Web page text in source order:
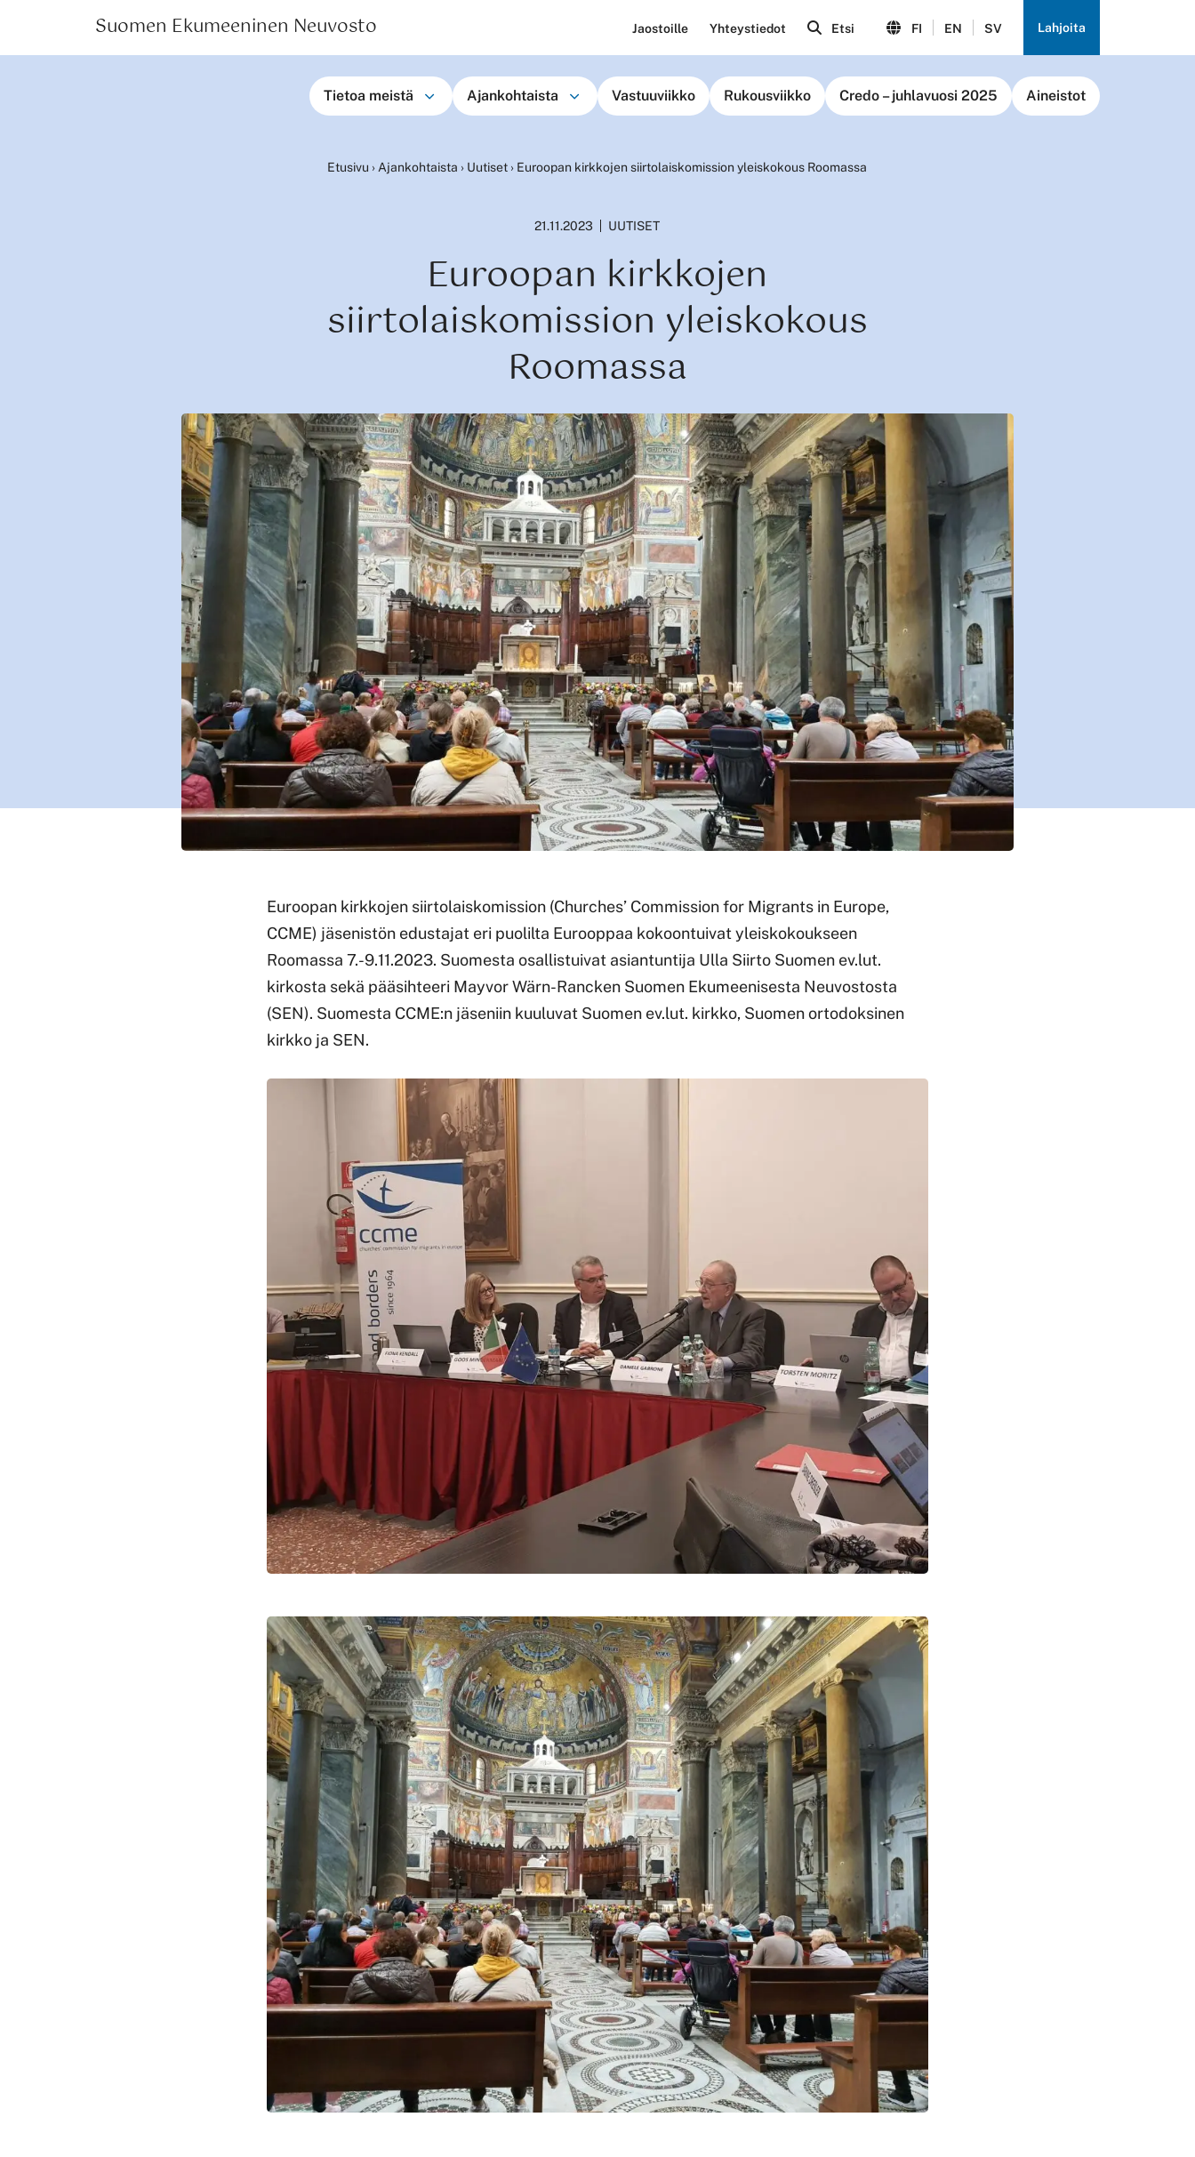
Suomen Ekumeeninen Neuvosto Jaostoille Yhteystiedot Etsi FI EN SV Lahjoita
Tietoa meistä Ajankohtaista Vastuuviikko Rukousviikko Credo – juhlavuosi 2025 Aineistot
Etusivu › Ajankohtaista › Uutiset › Euroopan kirkkojen siirtolaiskomission yleiskokous Roomassa
21.11.2023 UUTISET
Euroopan kirkkojen
siirtolaiskomission yleiskokous
Roomassa
Euroopan kirkkojen siirtolaiskomission (Churches’ Commission for Migrants in Europe,
CCME) jäsenistön edustajat eri puolilta Eurooppaa kokoontuivat yleiskokoukseen
Roomassa 7.-9.11.2023. Suomesta osallistuivat asiantuntija Ulla Siirto Suomen ev.lut.
kirkosta sekä pääsihteeri Mayvor Wärn-Rancken Suomen Ekumeenisesta Neuvostosta
(SEN). Suomesta CCME:n jäseniin kuuluvat Suomen ev.lut. kirkko, Suomen ortodoksinen
kirkko ja SEN.